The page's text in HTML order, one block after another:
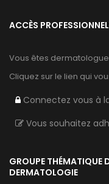
ACCÈS
Vous êtes
Cliquez sur le lien qui
Connectez vous à
Vous souhaitez
GROUPE THÉMATIQUE
DERMATOLOGIE